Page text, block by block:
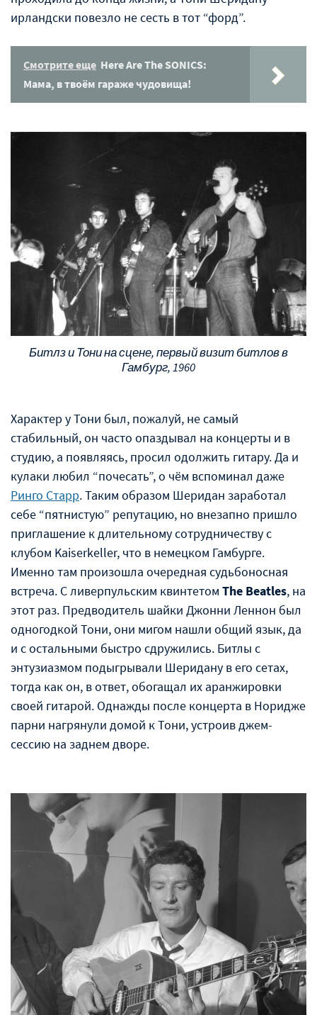
ирландски повезло не сесть в тот “форд”.
Смотрите еще Here Are The SONICS:
Мама, в твоём гараже чудовища!
Битлз и Тони на сцене, первый визит битлов в
Гамбург, 1960
Характер у Тони был, пожалуй, не самый
стабильный, он часто опаздывал на концерты и в
студию, а появляясь, просил одолжить гитару. Да и
кулаки любил “почесать”, о чём вспоминал даже
Ринго Старр. Таким образом Шеридан заработал
себе “пятнистую” репутацию, но внезапно пришло
приглашение к длительному сотрудничеству с
клубом Kaiserkeller, что в немецком Гамбурге.
Именно там произошла очередная судьбоносная
встреча. С ливерпульским квинтетом The Beatles, на
этот раз. Предводитель шайки Джонни Леннон был
одногодкой Тони, они мигом нашли общий язык, да
и с остальными быстро сдружились. Битлы с
энтузиазмом подыгрывали Шеридану в его сетах,
тогда как он, в ответ, обогащал их аранжировки
своей гитарой. Однажды после концерта в Норидже
парни нагрянули домой к Тони, устроив джем-
сессию на заднем дворе.